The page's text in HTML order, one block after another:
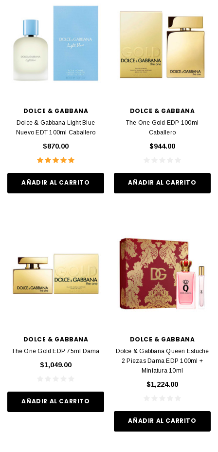
DOLCE & GABBANA
Dolce & Gabbana Light Blue
Nuevo EDT 100ml Caballero
$870.00
AÑADIR AL CARRITO
DOLCE & GABBANA
The One Gold EDP 100ml
Caballero
$944.00
AÑADIR AL CARRITO
DOLCE & GABBANA
The One Gold EDP 75ml Dama
$1,049.00
AÑADIR AL CARRITO
DOLCE & GABBANA
Dolce & Gabbana Queen Estuche
2 Piezas Dama EDP 100ml +
Miniatura 10ml
$1,224.00
AÑADIR AL CARRITO